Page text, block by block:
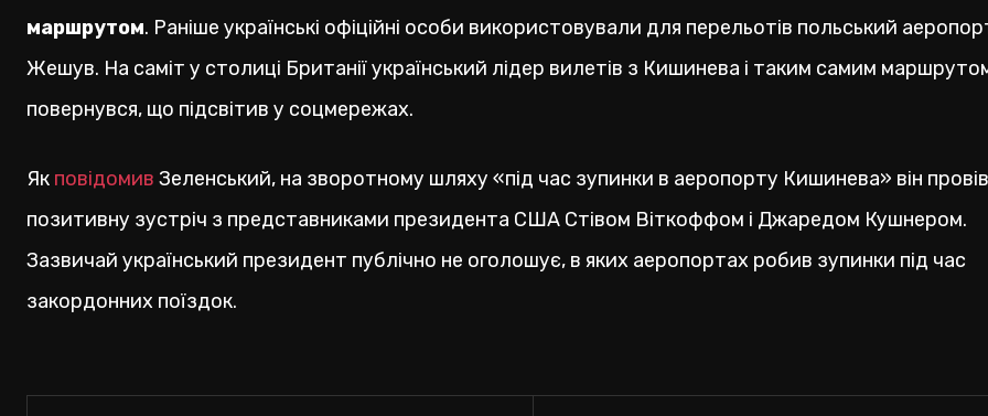
маршрутом. Раніше українські офіційні особи використовували для перельотів польський
Жешув. На саміт у столиці Британії український лідер вилетів з Кишинева і таким самим
повернувся, що підсвітив у соцмережах.
Як повідомив Зеленський, на зворотному шляху «під час зупинки в аеропорту Кишинева» він провів
позитивну зустріч з представниками президента США Стівом Віткоффом і Джаредом Кушнером.
Зазвичай український президент публічно не оголошує, в яких аеропортах робив зупинки під час
закордонних поїздок.